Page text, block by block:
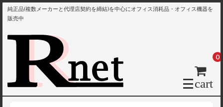
純正品(複数メーカーと代理店契約を締結)を中心にオフィス消耗品・オフィス機器を
販売中
cart
0